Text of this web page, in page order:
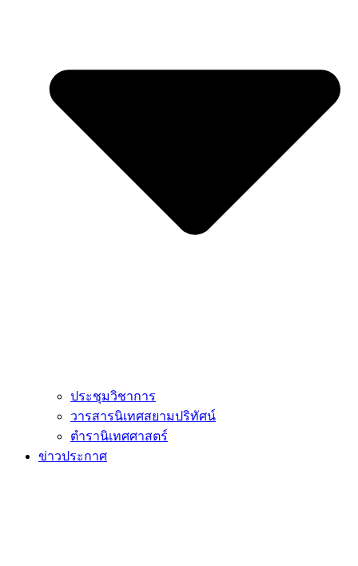
ประชุมวิชาการ
วารสารนิเทศสยามปริทัศน์
ตำรานิเทศศาสตร์
ข่าวประกาศ